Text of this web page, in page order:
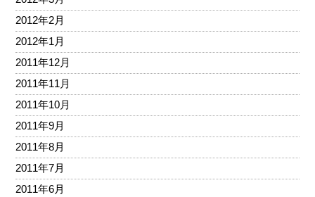
2012年2月
2012年1月
2011年12月
2011年11月
2011年10月
2011年9月
2011年8月
2011年7月
2011年6月